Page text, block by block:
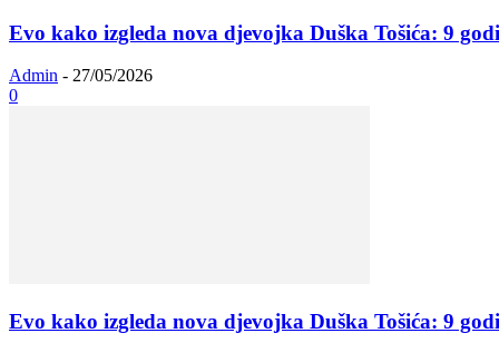
Evo kako izgleda nova djevojka Duška Tošića: 9
Admin - 27/05/2026
0
Evo kako izgleda nova djevojka Duška Tošića: 9